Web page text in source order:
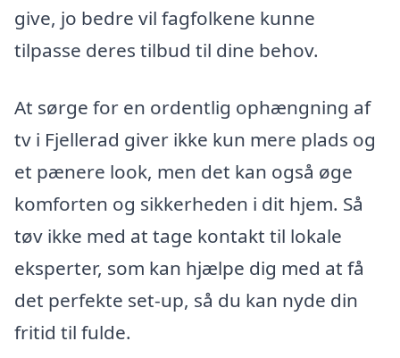
give, jo bedre vil fagfolkene kunne
tilpasse deres tilbud til dine behov.
At sørge for en ordentlig ophængning af
tv i Fjellerad giver ikke kun mere plads og
et pænere look, men det kan også øge
komforten og sikkerheden i dit hjem. Så
tøv ikke med at tage kontakt til lokale
eksperter, som kan hjælpe dig med at få
det perfekte set-up, så du kan nyde din
fritid til fulde.